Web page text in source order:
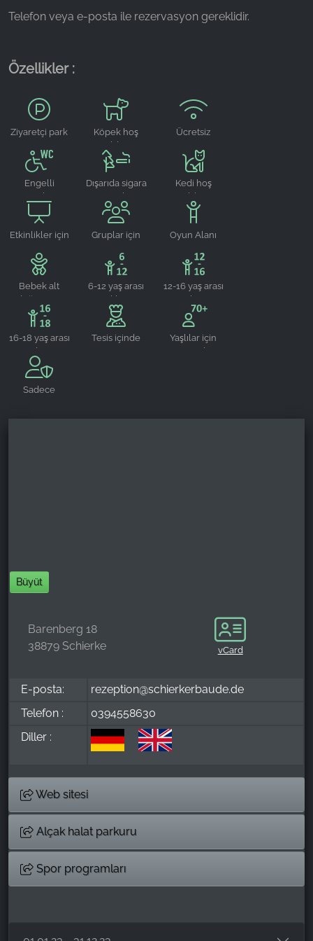
Telefon veya e-posta ile rezervasyon gereklidir.
Özellikler :
Ziyaretçi park
Köpek hoş
geldiniz
Ücretsiz
Engelli
Tuvaleti
Dışarıda sigara
içme alanı
Kedi hoş
geldiniz
Etkinlikler için
Gruplar için
Oyun Alanı
Bebek alt
değiştirme
odası
6-12 yaş arası
çocuklar için
uygundur
12-16 yaş arası
gençler için
uygundur
16-18 yaş arası
gençler için
uygundur
Tesis içinde
Yaşlılar için
uygundur
Sadece
Büyüt
Barenberg 18
38879 Schierke
vCard
E-posta:
rezeption@schierkerbaude.de
Telefon :
0394558630
Diller :
Web sitesi
Alçak halat parkuru
Spor programları
Name:
Provider:
Reklam ölçümü ve pazarlaması
Cookie duration:
İSTATISTIKLER
İstatistik Çerezleri anonim olarak bilgi toplar. Bu
bilgiler, ziyaretçilerimizin web sitemizi nasıl
kullandığını anlamamıza yardımcı olur.
Google Analytics
Name:
Provider:
Google LLC
Purpose: